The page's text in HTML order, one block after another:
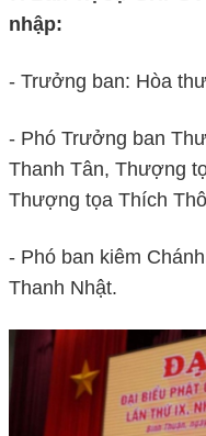
nhập:
- Trưởng ban: Hòa
- Phó Trưởng ban
Thanh Tân, Thượng
Thượng tọa Thích
- Phó ban kiêm
Thanh Nhật.